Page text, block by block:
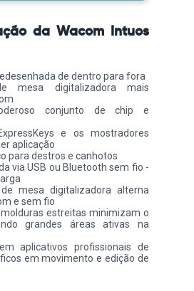
da Wacom Intuos
de dentro para fora
mesa digitalizadora mais
conjunto de chip e
e os mostradores
aplicação
para destros e canhotos
via USB ou Bluetooth sem fio -
mesa digitalizadora alterna
e sem fio
estreitas minimizam o
grandes áreas ativas na
aplicativos profissionais de
em movimento e edição de